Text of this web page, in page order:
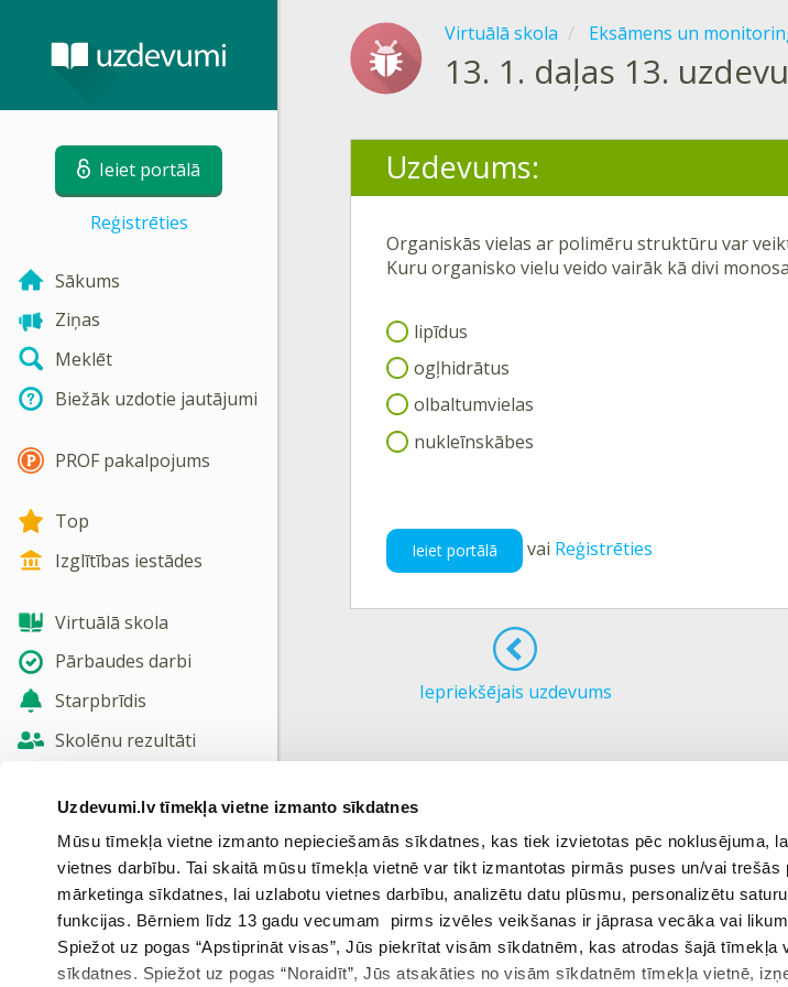
Uzdevumi.lv tīmekļa vietne izmanto sīkdatnes
Mūsu tīmekļa vietne izmanto nepieciešamās sīkdatnes, kas tiek izvietotas pēc noklusējuma,
vietnes darbību. Tai skaitā mūsu tīmekļa vietnē var tikt izmantotas pirmās puses un/vai
mārketinga sīkdatnes, lai uzlabotu vietnes darbību, analizētu datu plūsmu, personalizētu
funkcijas. Bērniem līdz 13 gadu vecumam pirms izvēles veikšanas ir jāprasa vecāka vai
Spiežot uz pogas “Apstiprināt visas”, Jūs piekrītat visām sīkdatnēm, kas atrodas šajā tīmekļa
sīkdatnes. Spiežot uz pogas “Noraidīt”, Jūs atsakāties no visām sīkdatnēm tīmekļa vietnē,
Ieiet portālā
Reģistrēties
Sākums
Ziņas
Meklēt
Biežāk uzdotie jautājumi
PROF pakalpojums
Top
Izglītības iestādes
Virtuālā skola
Pārbaudes darbi
Starpbrīdis
Skolēnu rezultāti
Nosūtīt atsauksmi
Skatīt vairāk
Virtuālā skola Eksāmens un
13. 1. daļas 13.
Uzdevums:
Organiskās vielas ar polimēru struktūru var
Kuru organisko vielu veido vairāk kā divi
lipīdus
ogļhidrātus
olbaltumvielas
nukleīnskābes
Ieiet portālā vai Reģistrēties
Iepriekšējais uzdevums